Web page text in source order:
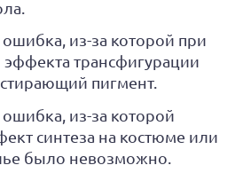
из-за которой при
трансфигурации
пигмент.
из-за которой
синтеза на костюме или
было невозможно.